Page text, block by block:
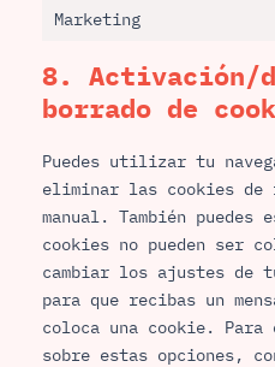
Marketing
8. Activación/
borrado de
Puedes utilizar tu
eliminar las cookies de
manual. También
cookies no pueden ser
cambiar los ajustes de
para que recibas un
coloca una cookie. Para
sobre estas opciones,